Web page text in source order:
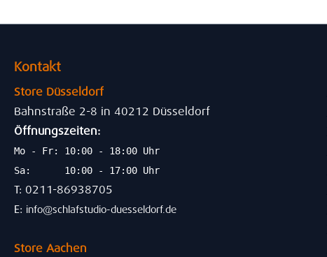
Kontakt
Store Düsseldorf
Bahnstraße 2-8 in 40212 Düsseldorf
Öffnungszeiten:
Mo - Fr: 10:00 - 18:00 Uhr
Sa: 10:00 - 17:00 Uhr
T: 0211-86938705
E: info@schlafstudio-duesseldorf.de
Store Aachen